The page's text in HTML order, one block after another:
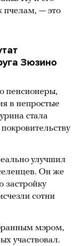
пчелам, — это
Зюзино
пенсионеры,
в непростые
стала
улучшил
Он же
застройку
сотни
мэром,
участвовал.